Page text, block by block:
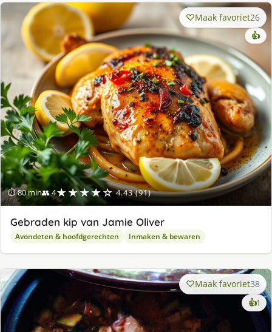
⏱ 80 min👥 4★★★★☆ 4.43 (91)
Maak favoriet26
👍
Gebraden kip van Jamie Oliver
Avondeten & hoofdgerechten Inmaken & bewaren
Maak favoriet38
👍1